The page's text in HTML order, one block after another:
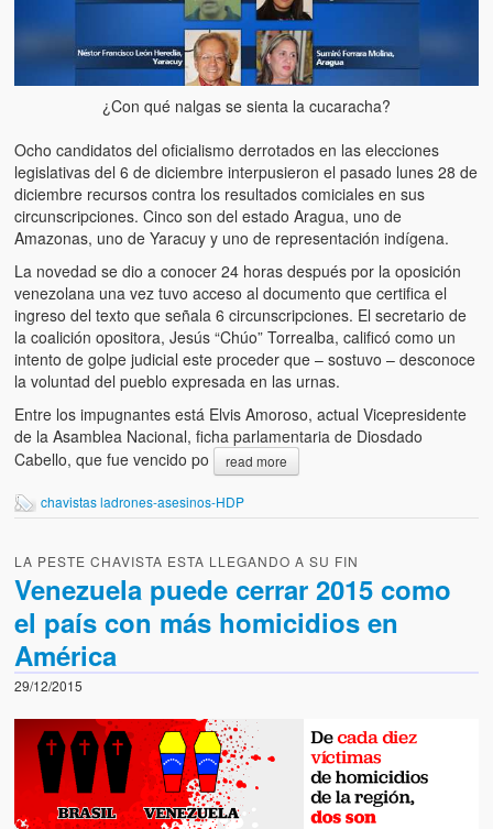
Los niños de las calles de Venezuela (Children of the streets of
Venezuela)
Luis y El Mono… en armas (Luis and El Mono… armed)
Radio Emisoras y canales de televisión clausurados por el
de Chávez hasta el 2009
Victimas del 11 de abril de 2002
Víctimas del régimen dictatorial de Chávez desde que tomó el
poder hasta el 31 de diciembre de 2009
Víctimas inocentes de la violencia castrista del 4 de Febrero de
1992
¡¡¡Miserable traidor, mira a tu pueblo!!! (Despicable traitor, look
your country!!!)
Cuentos
Videos
Chistes
¿Con qué nalgas se sienta la cucaracha?
Ocho candidatos del oficialismo derrotados en las elecciones
legislativas del 6 de diciembre interpusieron el pasado lunes 28 de
diciembre recursos contra los resultados comiciales en sus
circunscripciones. Cinco son del estado Aragua, uno de
Amazonas, uno de Yaracuy y uno de representación indígena.
La novedad se dio a conocer 24 horas después por la oposición
venezolana una vez tuvo acceso al documento que certifica el
ingreso del texto que señala 6 circunscripciones. El secretario de
la coalición opositora, Jesús “Chúo” Torrealba, calificó como un
intento de golpe judicial este proceder que – sostuvo – desconoce
la voluntad del pueblo expresada en las urnas.
Entre los impugnantes está Elvis Amoroso, actual Vicepresidente
de la Asamblea Nacional, ficha parlamentaria de Diosdado
Cabello, que fue vencido po
read more
chavistas ladrones-asesinos-HDP
LA PESTE CHAVISTA ESTA LLEGANDO A SU FIN
Venezuela puede cerrar 2015 como
el país con más homicidios en
América
29/12/2015